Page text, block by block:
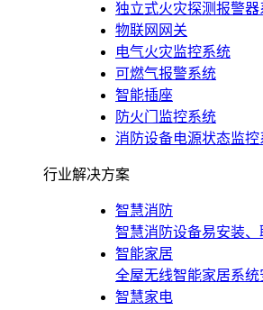
独立式火灾探测报警器
物联网网关
电气火灾监控系统
可燃气报警系统
智能插座
防火门监控系统
消防设备电源状态监控
行业解决方案
智慧消防
智慧消防设备易安装、
智能家居
全屋无线智能家居系统
智慧家电